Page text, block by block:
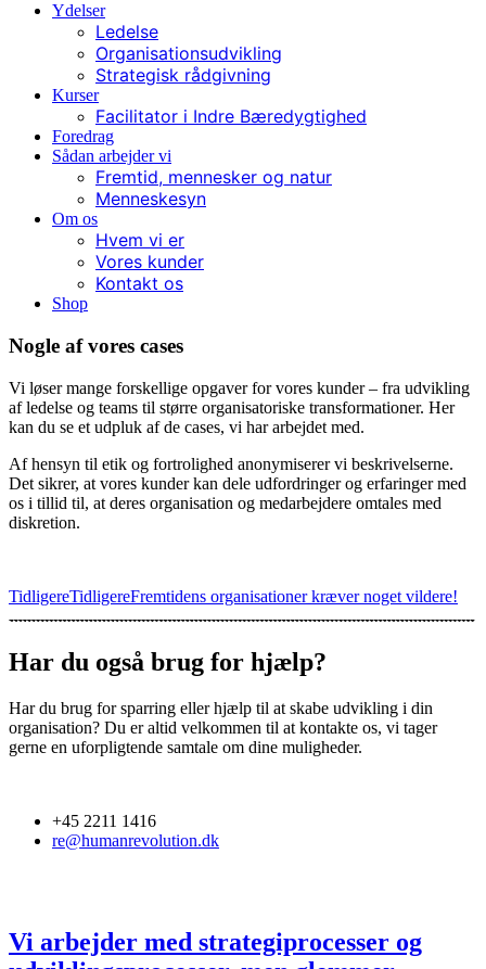
Ydelser
Ledelse
Organisationsudvikling
Strategisk rådgivning
Kurser
Facilitator i Indre Bæredygtighed
Foredrag
Sådan arbejder vi
Fremtid, mennesker og natur
Menneskesyn
Om os
Hvem vi er
Vores kunder
Kontakt os
Shop
Nogle af vores cases
Vi løser mange forskellige opgaver for vores kunder – fra udvikling
af ledelse og teams til større organisatoriske transformationer. Her
kan du se et udpluk af de cases, vi har arbejdet med.
Af hensyn til etik og fortrolighed anonymiserer vi beskrivelserne.
Det sikrer, at vores kunder kan dele udfordringer og erfaringer med
os i tillid til, at deres organisation og medarbejdere omtales med
diskretion.
TidligereTidligereFremtidens organisationer kræver noget vildere!
Har du også brug for hjælp?
Har du brug for sparring eller hjælp til at skabe udvikling i din
organisation? Du er altid velkommen til at kontakte os, vi tager
gerne en uforpligtende samtale om dine muligheder.
+45 2211 1416
re@humanrevolution.dk
Vi arbejder med strategiprocesser og